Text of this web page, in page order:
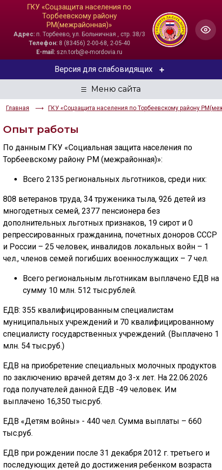
ГКУ «Соцзащита населения по
Торбеевскому району
РМ(межрайонная)»
Адрес: п. Торбеево, ул. Больничная , стр. 38/3
Телефон:8 (83456) 2-00-68, 2-05-40
E-mail: szn.torb@e-mordovia.ru
Главная ГКУ «Соцзащита населения по Торбеевскому району
Версия для слабовидящих
ЦВЕТОВАЯ СХЕМА
Aa Aa Aa
Aa Aa Aa
ИЗОБРАЖЕНИЯ
Скрыть Ч/б
ГОЛОС
🔊 Включить озвучивание
Настройки по умолчанию
Опыт работы
По данным ГКУ «Социальная защита населения по
Торбеевскому району РМ (межрайонная)»:
Всего 2135 региональных льготников, среди них:
808 ветеранов труда, 34 труженика тыла, 926 детей из
многодетных семей, 2377 пенсионера без
дополнительных льготных признаков, 19 сирот и 0
репрессированных гражданина, почетных доноров СССР
и России – 25 человек, инвалидов локальных войн – 1
чел., членов семей погибших военнослужащих – 7 чел.
Всего региональным льготникам выплачено ЕДВ на
сумму 10 млн. 512 тыс.рублей.
ЕДВ: 355 квалифицированным специалистам
муниципальных учреждений и 70 квалифицированному
специалисту государственных учреждений. (Выплачено 1
млн. 54 тыс.руб.)
ЕДВ на приобретение специальных молочных продуктов
по заключению врачей детям до 3-х лет. На 22.06.2026
года получателей данной ЕДВ -49 человек. Им
выплачено 16,350 тыс.руб.
ЕДВ «Детям войны» - 440 чел. Сумма выплаты – 660
тыс.руб.
ЕДВ при рождении после 31 декабря 2012 г. третьего и
последующих детей до достижения ребенком возраста